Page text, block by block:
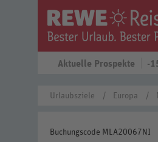
Aktuelle Prospekte -
Urlaubsziele Europa
Buchungscode MLA20067NI